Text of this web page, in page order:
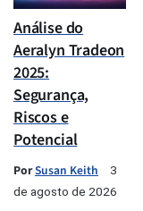
Análise do
Aeralyn Tradeon
2025:
Segurança,
Riscos e
Potencial
PorSusan Keith
3
de agosto de 2026